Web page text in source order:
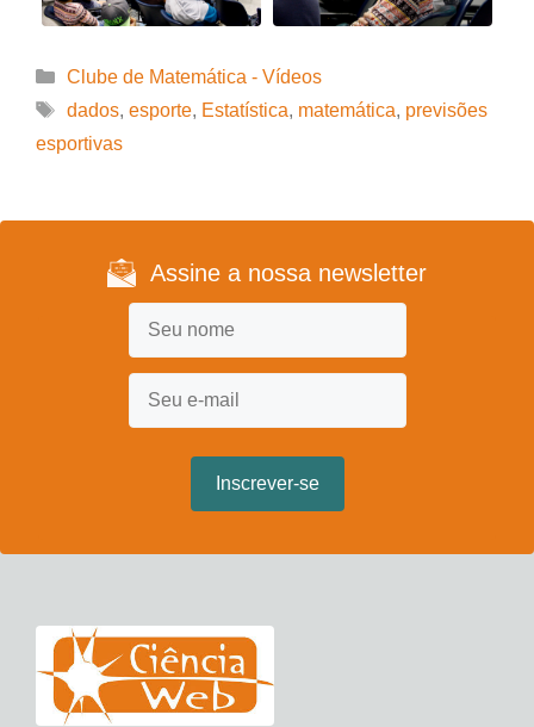
Categorias
Clube de Matemática - Vídeos
Tags
dados, esporte, Estatística, matemática, previsões
esportivas
Assine a nossa newsletter